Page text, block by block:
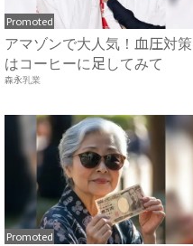
Promoted
アマゾンで大人気！血圧対策
はコーヒーに足してみて
森永乳業
Promoted